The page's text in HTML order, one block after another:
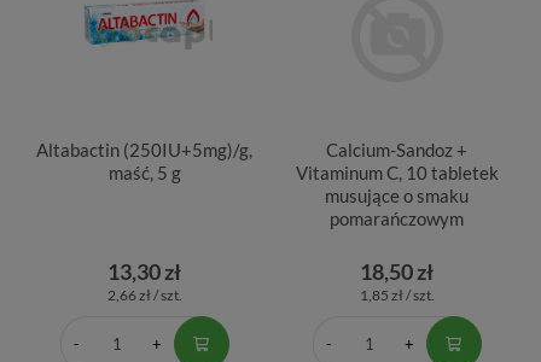
Altabactin (250IU+5mg)/g,
maść, 5 g
13,30 zł
2,66 zł / szt.
Calcium-Sandoz +
Vitaminum C, 10 tabletek
musujące o smaku
pomarańczowym
18,50 zł
1,85 zł / szt.